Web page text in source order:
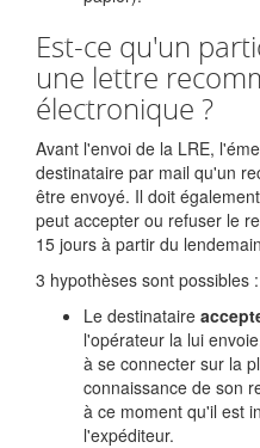
Est-ce qu'un
une lettre
électronique ?
Avant l'envoi de la LRE,
destinataire par mail qu'un
être envoyé. Il doit
peut accepter ou refuser le
15 jours à partir du
3 hypothèses sont possibles :
Le destinataire
l'opérateur la lui
à se connecter sur la
connaissance de son
à ce moment qu'il est
l'expéditeur.